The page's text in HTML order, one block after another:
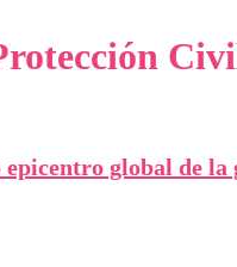
global de